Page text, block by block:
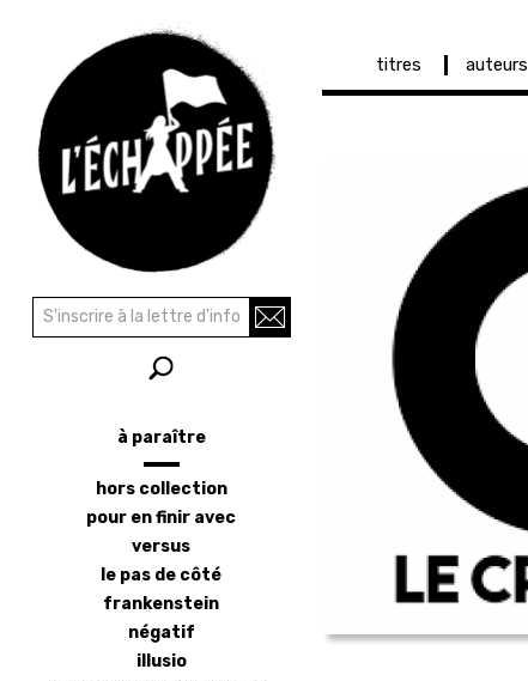
contenu
principal
principale
titres auteurs
Rechercher
latéral
à paraître
hors collection
pour en finir avec
versus
le pas de côté
frankenstein
négatif
illusio